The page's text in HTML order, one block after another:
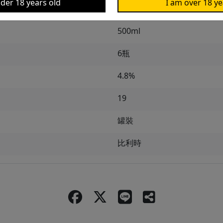
500ml
6瓶
4.8%
19
罐裝
比利時
18 years old
I am over 18